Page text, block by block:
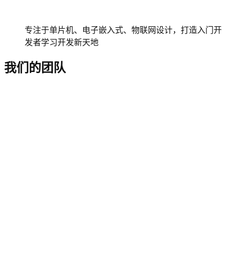
专注于单片机、电子嵌入式、物联网设计，打造入门开
发者学习开发新天地
我们的团队